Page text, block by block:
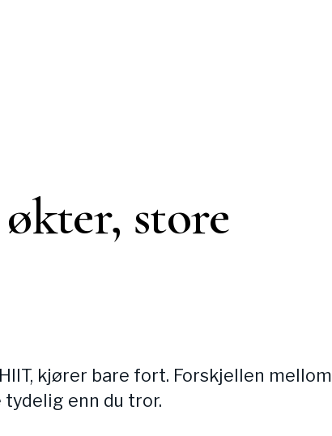
store
kjører bare fort. Forskjellen mellom
enn du tror.